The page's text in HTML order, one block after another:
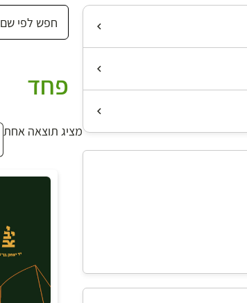
פחד
מציג תוצאה אחת